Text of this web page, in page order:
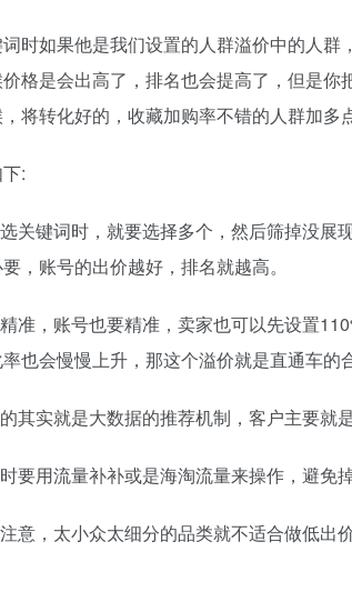
时如果他是我们设置的人群溢价中的人
格是会出高了，排名也会提高了，但是
将转化好的，收藏加购率不错的人群加多
:
关键词时，就要选择多个，然后筛掉没
，账号的出价越好，排名就越高。
准，账号也要精准，卖家也可以先设置
也会慢慢上升，那这个溢价就是直通车的
其实就是大数据的推荐机制，客户主要就
要用流量补补或是海淘流量来操作，避免
意，太小众太细分的品类就不适合做低